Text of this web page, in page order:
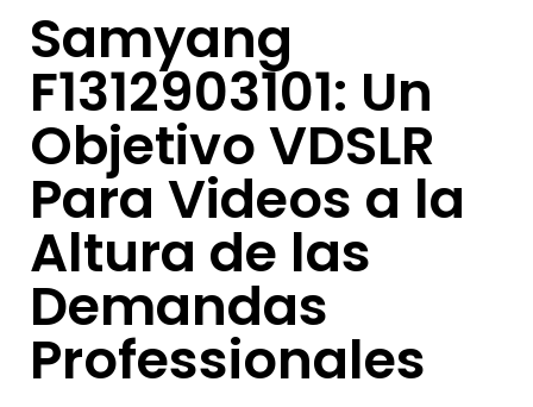
Samyang
F1312903101: Un
Objetivo VDSLR
Para Videos a la
Altura de las
Demandas
Professionales